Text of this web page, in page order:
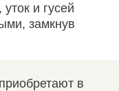
и гусей
замкнув
в